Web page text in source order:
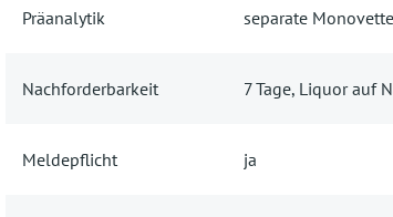
Präanalytik separate
Nachforderbarkeit 7 Tage, Liquor auf
Meldepflicht ja